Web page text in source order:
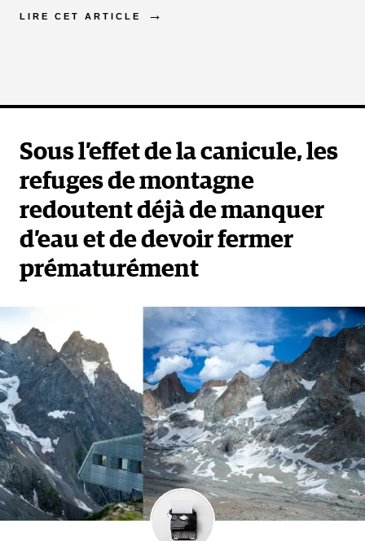
LIRE CET ARTICLE
Sous l’effet de la canicule, les
refuges de montagne
redoutent déjà de manquer
d’eau et de devoir fermer
prématurément